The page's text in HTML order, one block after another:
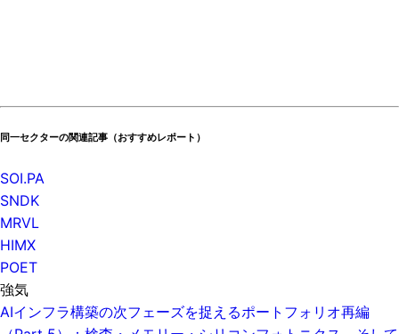
同一セクターの関連記事（おすすめレポート）
SOI.PA
SNDK
MRVL
HIMX
POET
強気
AIインフラ構築の次フェーズを捉えるポートフォリオ再編